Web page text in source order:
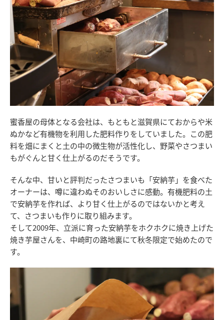
蜜香屋の母体となる会社は、もともと滋賀県にておからや米
ぬかなど有機物を利用した肥料作りをしていました。この肥
料を畑にまくと土の中の微生物が活性化し、野菜やさつまい
もがぐんと甘く仕上がるのだそうです。
そんな中、甘いと評判だったさつまいも「安納芋」を食べた
オーナーは、噂に違わぬそのおいしさに感動。有機肥料の土
で安納芋を作れば、より甘く仕上がるのではないかと考え
て、さつまいも作りに取り組みます。
そして2009年、立派に育った安納芋をホクホクに焼き上げた
焼き芋屋さんを、中崎町の路地裏にて秋冬限定で始めたので
す。